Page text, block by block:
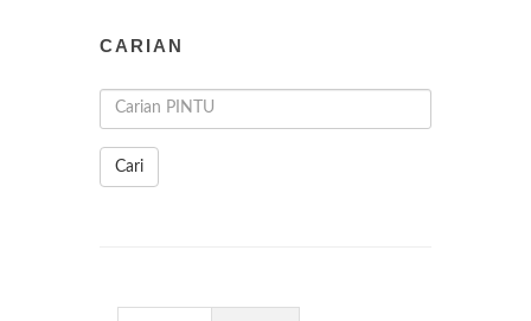
CARIAN
Cari